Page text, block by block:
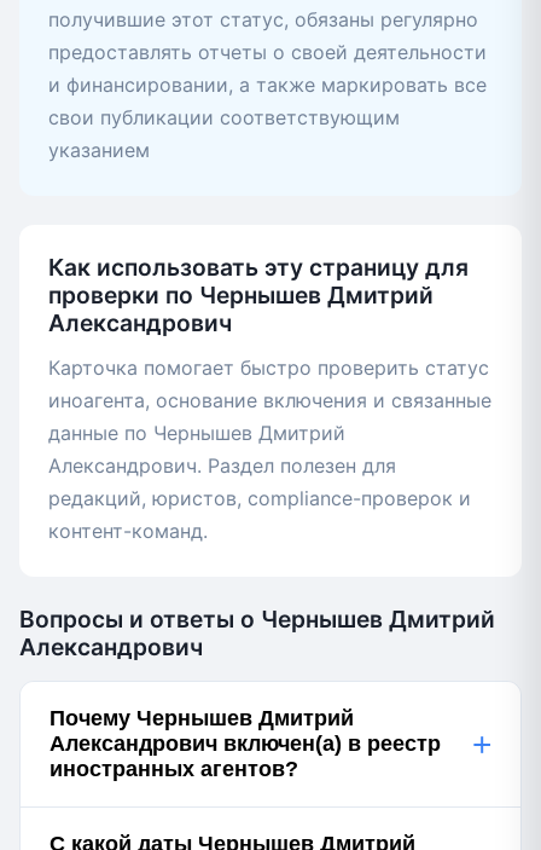
получившие этот статус, обязаны регулярно
предоставлять отчеты о своей деятельности
и финансировании, а также маркировать все
свои публикации соответствующим
указанием
Как использовать эту страницу для
проверки по Чернышев Дмитрий
Александрович
Карточка помогает быстро проверить статус
иноагента, основание включения и связанные
данные по Чернышев Дмитрий
Александрович. Раздел полезен для
редакций, юристов, compliance-проверок и
контент-команд.
Вопросы и ответы о Чернышев Дмитрий
Александрович
Почему Чернышев Дмитрий
Александрович включен(а) в реестр
иностранных агентов?
+
С какой даты Чернышев Дмитрий